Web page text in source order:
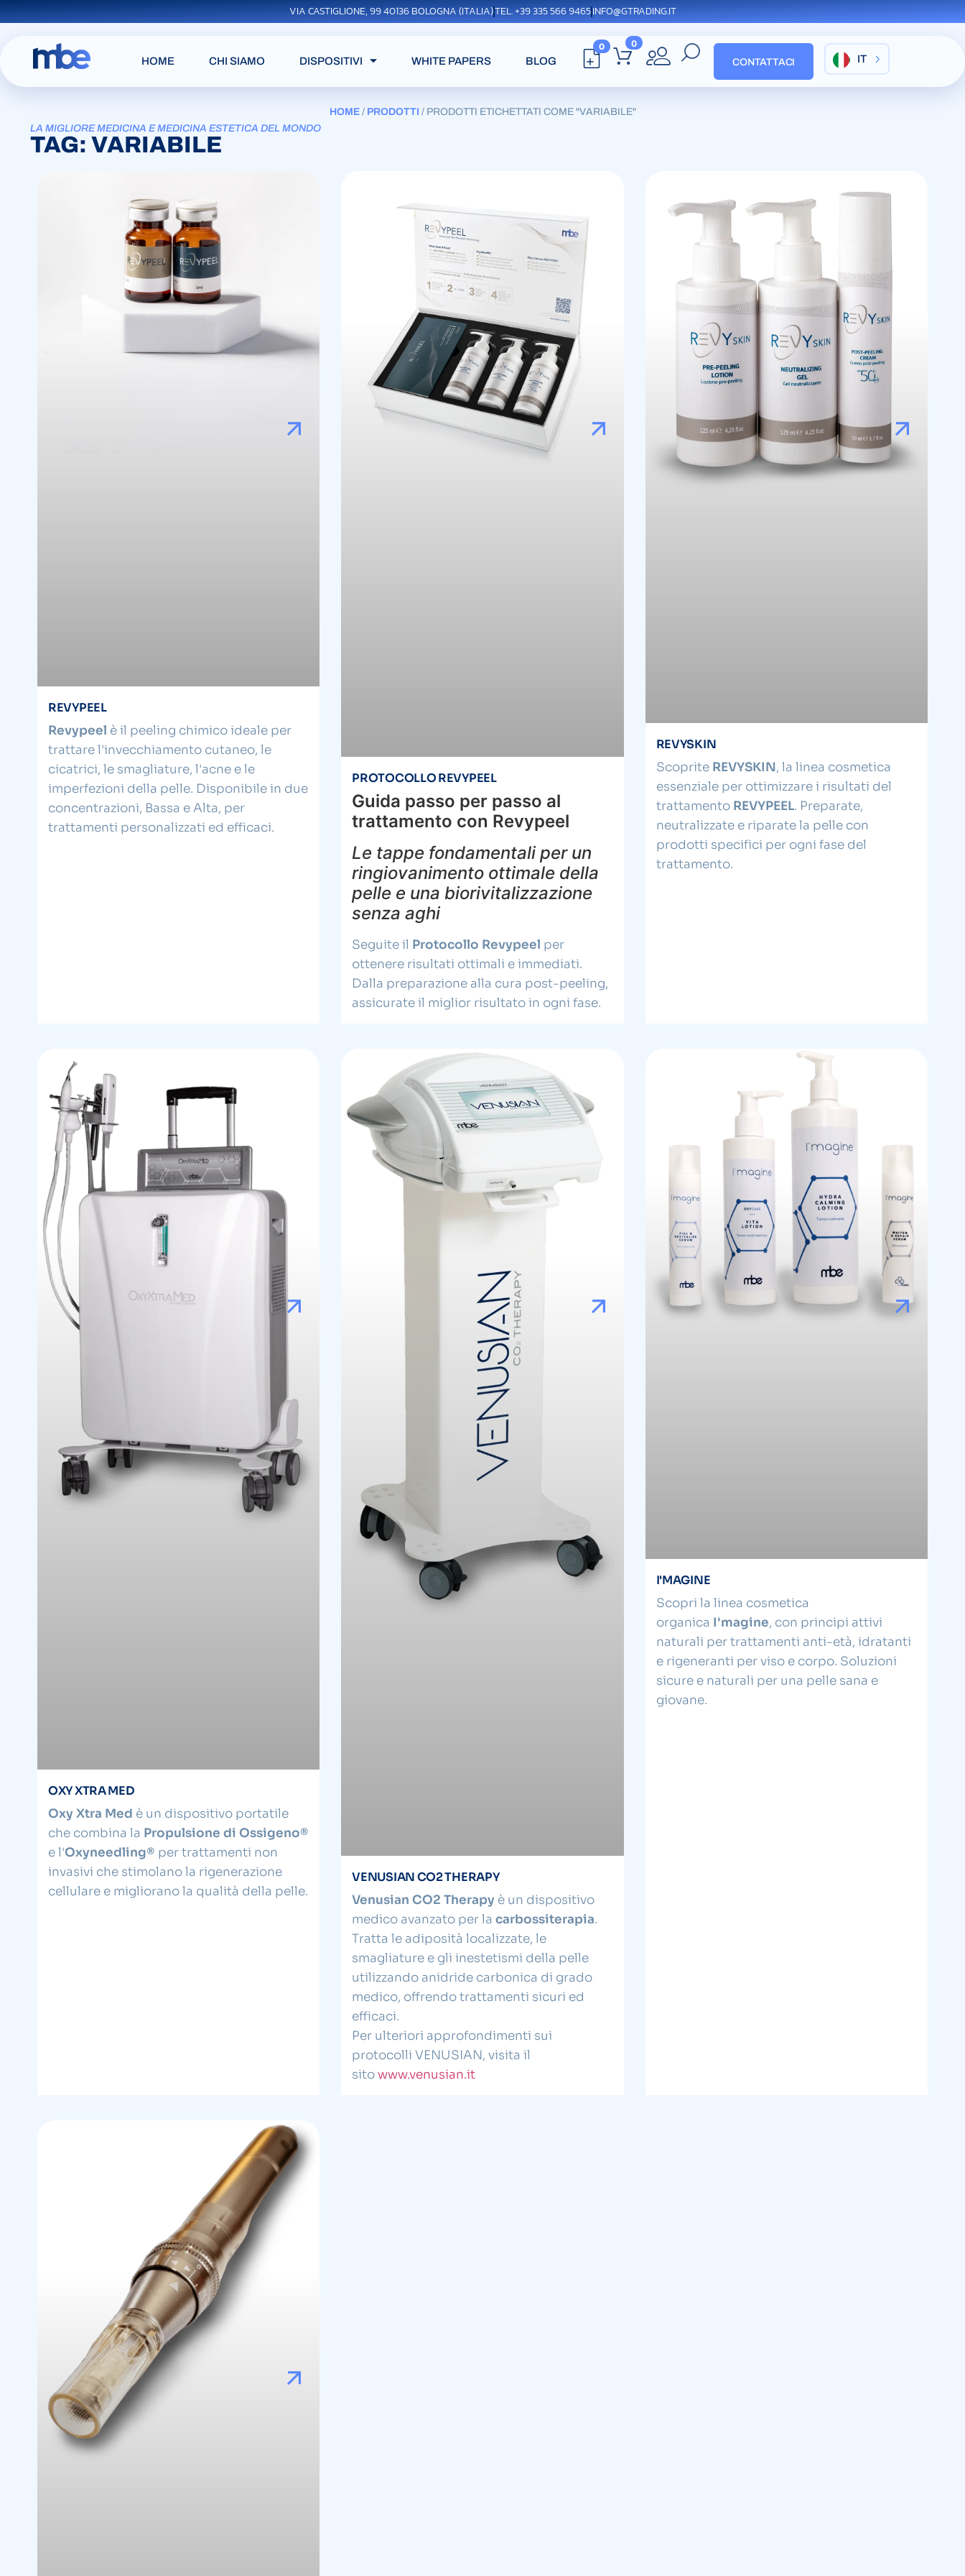
VIA CASTIGLIONE, 99 40136 BOLOGNA (ITALIA)TEL. +39 335 566 9465INFO@GTRADING.IT
HOME CHI SIAMO DISPOSITIVI WHITE PAPERS BLOG
0
0
CONTATTACI
IT
HOME/ PRODOTTI / PRODOTTI ETICHETTATI COME "VARIABILE"
LA MIGLIORE MEDICINA E MEDICINA ESTETICA DEL MONDO
TAG: VARIABILE
REVYPEEL
Revypeel è il peeling chimico ideale per
trattare l'invecchiamento cutaneo, le
cicatrici, le smagliature, l'acne e le
imperfezioni della pelle. Disponibile in due
concentrazioni, Bassa e Alta, per
trattamenti personalizzati ed efficaci.
PROTOCOLLO REVYPEEL
Guida passo per passo al
trattamento con Revypeel
Le tappe fondamentali per un
ringiovanimento ottimale della
pelle e una biorivitalizzazione
senza aghi
Seguite il Protocollo Revypeel per
ottenere risultati ottimali e immediati.
Dalla preparazione alla cura post-peeling,
assicurate il miglior risultato in ogni fase.
REVYSKIN
Scoprite REVYSKIN, la linea cosmetica
essenziale per ottimizzare i risultati del
trattamento REVYPEEL. Preparate,
neutralizzate e riparate la pelle con
prodotti specifici per ogni fase del
trattamento.
OXY XTRA MED
Oxy Xtra Med è un dispositivo portatile
che combina la Propulsione di Ossigeno®
e l'Oxyneedling® per trattamenti non
invasivi che stimolano la rigenerazione
cellulare e migliorano la qualità della pelle.
VENUSIAN CO2 THERAPY
Venusian CO2 Therapy è un dispositivo
medico avanzato per lacarbossiterapia.
Tratta le adiposità localizzate, le
smagliature e gli inestetismi della pelle
utilizzando anidride carbonica di grado
medico, offrendo trattamenti sicuri ed
efficaci.
Per ulteriori approfondimenti sui
protocolli VENUSIAN, visita il
sitowww.venusian.it
I'MAGINE
Scopri la linea cosmetica
organica I'magine, con principi attivi
naturali per trattamenti anti-età, idratanti
e rigeneranti per viso e corpo. Soluzioni
sicure e naturali per una pelle sana e
giovane.